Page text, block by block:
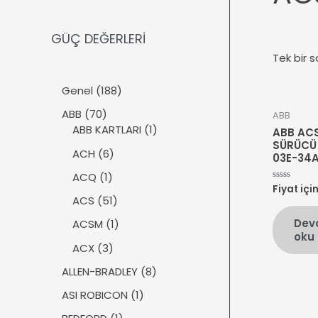
GÜÇ DEĞERLERİ
Genel 1881
ü
ABB 707
0
ü
r
ü
n
ABB KARTLARI 11
ACH 66
ü
r
ü
n
ACQ 11
ü
r
ü
ACS 515
1
ü
n
ACSM 11
ü
ACX 33
r
ü
n
ALLEN-BRADLEY 88
ASI ROBICON 11
Tek bir
ABB
ABB
03E-
5
üzerinden
oy
aldı
Fiyat için
oku